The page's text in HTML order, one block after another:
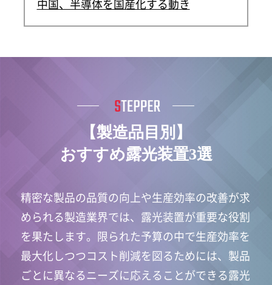
中国、半導体を国産化する動き
【製造品目別】
おすすめ露光装置3選
精密な製品の品質の向上や生産効率の改善が求
められる製造業界では、露光装置が重要な役割
を果たします。限られた予算の中で生産効率を
最大化しつつコスト削減を図るためには、製品
ごとに異なるニーズに応えることができる露光